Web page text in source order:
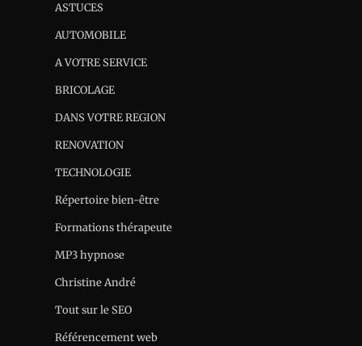
ASTUCES
AUTOMOBILE
A VOTRE SERVICE
BRICOLAGE
DANS VOTRE REGION
RENOVATION
TECHNOLOGIE
Répertoire bien-être
Formations thérapeute
MP3 hypnose
Christine André
Tout sur le SEO
Référencement web